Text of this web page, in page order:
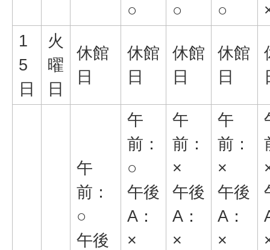
○
○
○
1
5
日
火
曜
日
休館
日
休館
日
休館
日
休館
日
午
前：
○
午後
午
前：
○
午後
A：
×
午
前：
×
午後
A：
×
午
前：
×
午後
A：
×